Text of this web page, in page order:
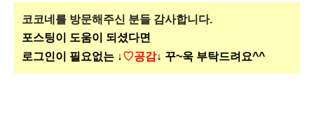
코코네를 방문해주신 분들 감사합니다.
포스팅이 도움이 되셨다면
로그인이 필요없는 ↓♡공감↓ 꾸~욱 부탁드려요^^